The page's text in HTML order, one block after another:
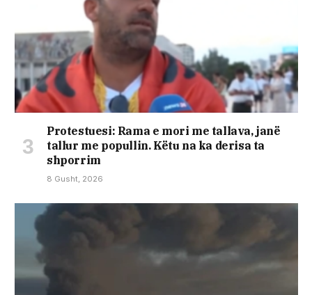
Protestuesi: Rama e mori me tallava, janë
tallur me popullin. Këtu na ka derisa ta
shporrim
8 Gusht, 2026